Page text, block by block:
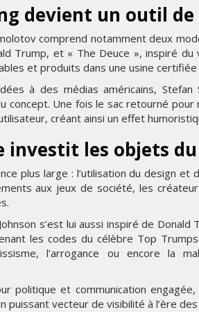
devient un outil
comprend notamment deux
Trump, et « The Deuce », inspiré du
et produits dans une usine certifiée
à des médias américains, Stefan
concept. Une fois le sac retourné pour
créant ainsi un effet
investit les objets
plus large : l’utilisation du design et
aux jeux de société, les
s’est lui aussi inspiré de
les codes du célèbre Top
l’arrogance ou encore la
politique et communication
vecteur de visibilité à l’ère